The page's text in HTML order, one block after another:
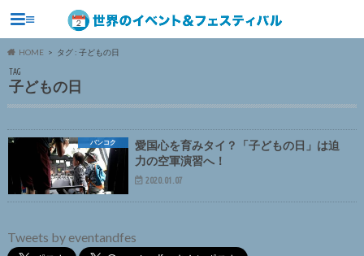
≡
HOME タグ : 子どもの日
TAG
子どもの日
バンコク
愛国心を育みタイ？「子どもの日」は迫
力の空軍演習へ！
2020.01.07
Tweets by eventandfes